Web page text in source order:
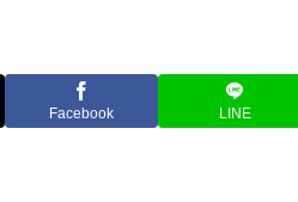
Facebook LINE